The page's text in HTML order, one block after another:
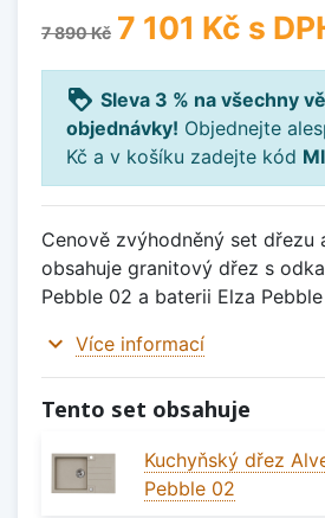
7 890 Kč 7 101 Kč s
loyalty Sleva 3 % na všechny
objednávky! Objednejte
Kč a v košíku zadejte kód
Cenově zvýhodněný set dřezu
obsahuje granitový dřez s
Pebble 02 a baterii Elza
expand_more Více informací
Tento set obsahuje
Kuchyňský dřez
Pebble 02